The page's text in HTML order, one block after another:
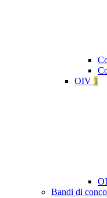
OIV 1
Bandi di